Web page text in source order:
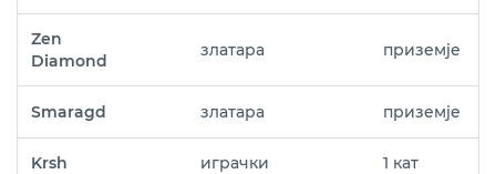
Zen
Diamond
златара приземје
Smaragd златара приземје
Krsh играчки 1 кат